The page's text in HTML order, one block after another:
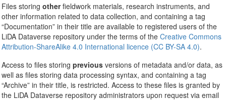
Files storing otherfieldwork materials, research instruments, and
other information related to data collection, and containing a tag
“Documentation” in their title are available to registered users of the
LiDA Dataverse repository under the terms of the Creative Commons
Attribution-ShareAlike 4.0 International licence (CC BY-SA 4.0).
Access to files storing previousversions of metadata and/or data, as
well as files storing data processing syntax, and containing a tag
“Archive” in their title, is restricted. Access to these files is granted by
the LiDA Dataverse repository administrators upon request via email